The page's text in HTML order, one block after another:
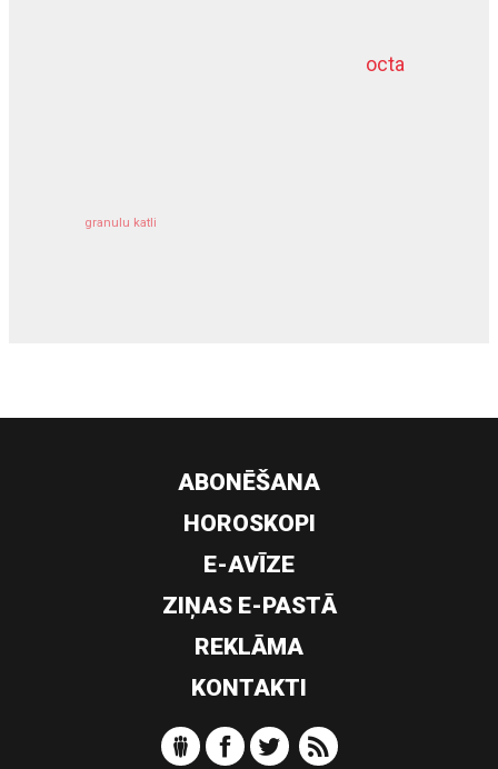
octa
granulu katli
dziļurbums
ABONĒŠANA
HOROSKOPI
E-AVĪZE
ZIŅAS E-PASTĀ
REKLĀMA
KONTAKTI